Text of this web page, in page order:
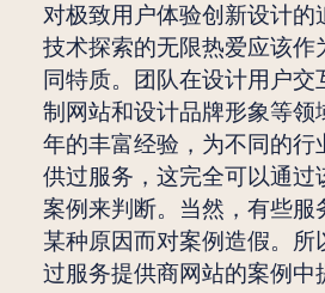
对极致用户体验创新设计的
技术探索的无限热爱应该作
同特质。团队在设计用户交
制网站和设计品牌形象等领
年的丰富经验，为不同的行
供过服务，这完全可以通过
案例来判断。当然，有些服
某种原因而对案例造假。所
过服务提供商网站的案例中